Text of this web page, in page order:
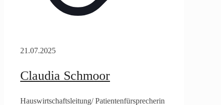
21.07.2025
Claudia Schmoor
Hauswirtschaftsleitung/ Patientenfürsprecherin